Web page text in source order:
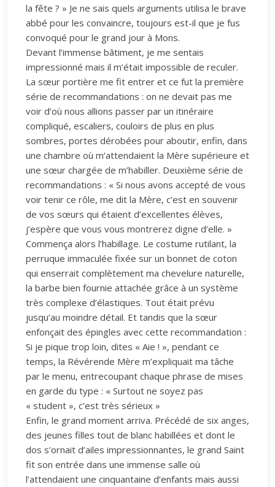
la fête ? » Je ne sais quels arguments utilisa le brave
abbé pour les convaincre, toujours est-il que je fus
convoqué pour le grand jour à Mons.
Devant l’immense bâtiment, je me sentais
impressionné mais il m’était impossible de reculer.
La sœur portière me fit entrer et ce fut la première
série de recommandations : on ne devait pas me
voir d’où nous allions passer par un itinéraire
compliqué, escaliers, couloirs de plus en plus
sombres, portes dérobées pour aboutir, enfin, dans
une chambre où m’attendaient la Mère supérieure et
une sœur chargée de m’habiller. Deuxième série de
recommandations : « Si nous avons accepté de vous
voir tenir ce rôle, me dit la Mère, c’est en souvenir
de vos sœurs qui étaient d’excellentes élèves,
j’espère que vous vous montrerez digne d’elle. »
Commença alors l’habillage. Le costume rutilant, la
perruque immaculée fixée sur un bonnet de coton
qui enserrait complètement ma chevelure naturelle,
la barbe bien fournie attachée grâce à un système
très complexe d’élastiques. Tout était prévu
jusqu’au moindre détail. Et tandis que la sœur
enfonçait des épingles avec cette recommandation :
Si je pique trop loin, dites « Aie ! », pendant ce
temps, la Révérende Mère m’expliquait ma tâche
par le menu, entrecoupant chaque phrase de mises
en garde du type : « Surtout ne soyez pas
« student », c’est très sérieux »
Enfin, le grand moment arriva. Précédé de six anges,
des jeunes filles tout de blanc habillées et dont le
dos s’ornait d’ailes impressionnantes, le grand Saint
fit son entrée dans une immense salle où
l’attendaient une cinquantaine d’enfants mais aussi